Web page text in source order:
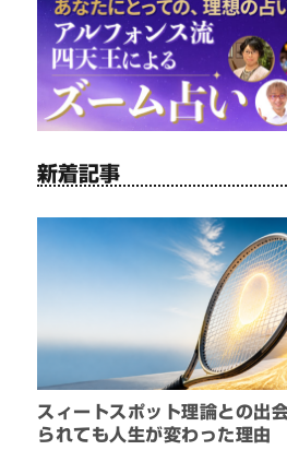
新着記事
スィートスポット理論との出
られても人生が変わった理由